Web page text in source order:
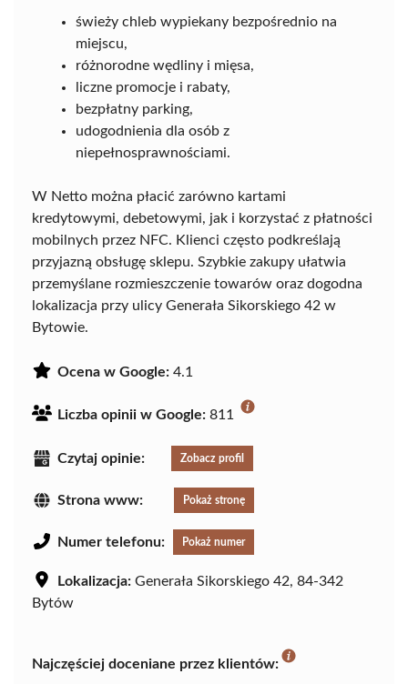
świeży chleb wypiekany bezpośrednio na
miejscu,
różnorodne wędliny i mięsa,
liczne promocje i rabaty,
bezpłatny parking,
udogodnienia dla osób z
niepełnosprawnościami.
W Netto można płacić zarówno kartami
kredytowymi, debetowymi, jak i korzystać z płatności
mobilnych przez NFC. Klienci często podkreślają
przyjazną obsługę sklepu. Szybkie zakupy ułatwia
przemyślane rozmieszczenie towarów oraz dogodna
lokalizacja przy ulicy Generała Sikorskiego 42 w
Bytowie.
Ocena w Google: 4.1
Liczba opinii w Google: 811
Czytaj opinie: Zobacz profil
Strona www: Pokaż stronę
Numer telefonu: Pokaż numer
Lokalizacja: Generała Sikorskiego 42, 84-342
Bytów
Najczęściej doceniane przez klientów: